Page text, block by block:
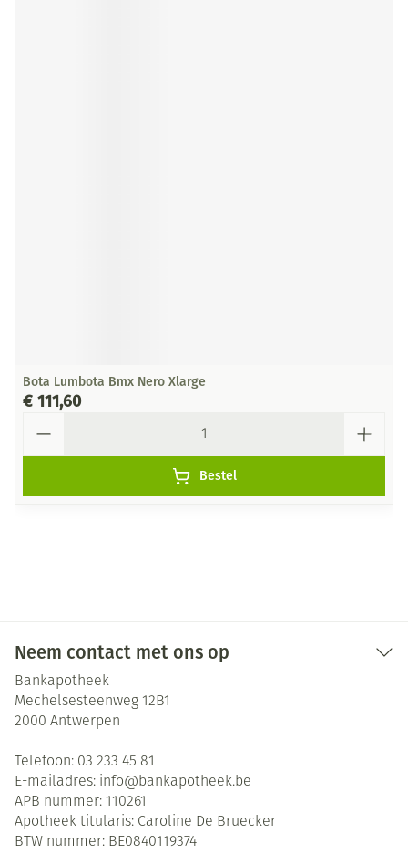
Bota Lumbota Bmx Nero Xlarge
€ 111,60
Bestel
Neem contact met ons op
Bankapotheek
Mechelsesteenweg 12B1
2000 Antwerpen
Telefoon: 03 233 45 81
E-mailadres: info@bankapotheek.be
APB nummer: 110261
Apotheek titularis: Caroline De Bruecker
BTW nummer: BE0840119374